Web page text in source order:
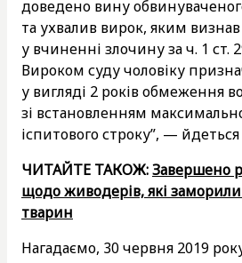
доведено вину
та ухвалив вирок, яким
у вчиненні злочину за ч. 1 ст.
Вироком суду чоловіку
у вигляді 2 років обмеження
зі встановленням
іспитового строку”, —
ЧИТАЙТЕ ТАКОЖ:Завершено
щодо живодерів, які
тварин
Нагадаємо, 30 червня 2019